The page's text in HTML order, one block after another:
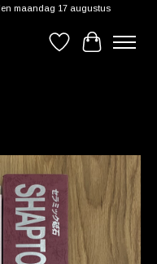
maandag 17 augustus
Verlanglijst
Items